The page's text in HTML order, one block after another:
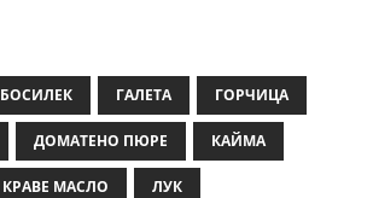
БОСИЛЕК ГАЛЕТА ГОРЧИЦА
ДОМАТЕНО ПЮРЕ КАЙМА
КРАВЕ МАСЛО ЛУК